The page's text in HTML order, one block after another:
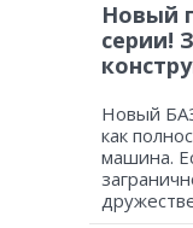
Новый
серии!
Новый
как
машина.